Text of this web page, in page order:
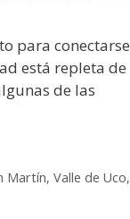
para conectarse
está repleta de
de las
Martín, Valle de Uco,